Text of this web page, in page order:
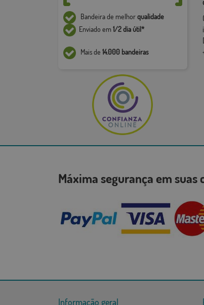
Bandeira de melhorqualidade
Enviado em1/2 dia útil*
Mais de 14.000 bandeiras
Máxima segurança em suas
Informação geral